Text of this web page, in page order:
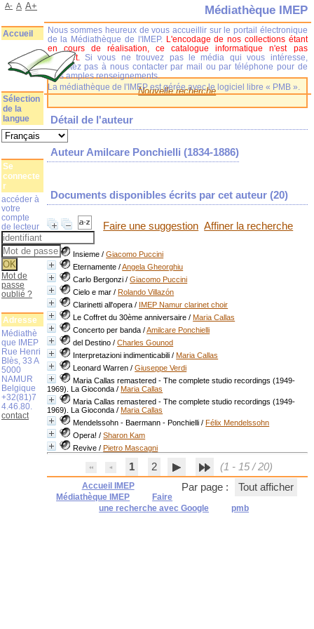
Nouvelle recherche
Détail de l'auteur
Auteur Amilcare Ponchielli (1834-1886)
Documents disponibles écrits par cet auteur (20)
Faire une suggestion Affiner la recherche
Insieme /Giacomo Puccini
Eternamente /Angela Gheorghiu
Carlo Bergonzi /Giacomo Puccini
Cielo e mar /Rolando Villazón
Clarinetti all'opera / IMEP Namur clarinet choir
Le Coffret du 30ème anniversaire /Maria Callas
Concerto per banda /Amilcare Ponchielli
del Destino /Charles Gounod
Interpretazioni indimenticabili /Maria Callas
Leonard Warren /Giuseppe Verdi
Maria Callas remastered - The complete studio recordings (1949-
1969). La Gioconda /Maria Callas
Maria Callas remastered - The complete studio recordings (1949-
1969). La Gioconda /Maria Callas
Mendelssohn - Baermann - Ponchielli /Félix Mendelssohn
Opera! /Sharon Kam
Revive /Pietro Mascagni
1 2
(1 - 15 / 20)
Par page :
Tout afficher
Accueil IMEP
Médiathèque IMEP
Faire
une recherche avec Google
pmb
Médiathèque IMEP
Nous sommes heureux de vous accueillir sur le portail électronique
de la Médiathèque de l'IMEP. L'encodage de nos collections étant
en cours de réalisation, ce catalogue informatique n'est pas
complet.
Si vous ne trouvez pas le média qui vous intéresse,
n'hésitez pas à nous contacter par mail ou par téléphone pour de
plus amples renseignements.
La médiathèque de l'IMEP est gérée avec le logiciel libre « PMB ».
A- A A+
Accueil
Sélection
de la
langue
Se
connecte
r
accéder à
votre
compte
de lecteur
Mot de
passe
oublié ?
Adresse
Médiathè
que IMEP
Rue Henri
Blès, 33 A
5000
NAMUR
Belgique
+32(81)7
4.46.80.
contact